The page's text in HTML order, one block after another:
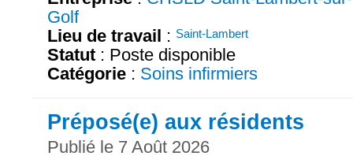
Golf
Lieu de travail : Saint-Lambert
Statut : Poste disponible
Catégorie : Soins infirmiers
Préposé(e) aux résidents
Publié le 7 Août 2026